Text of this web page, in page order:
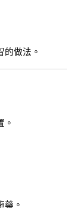
的做法。
。
藥。